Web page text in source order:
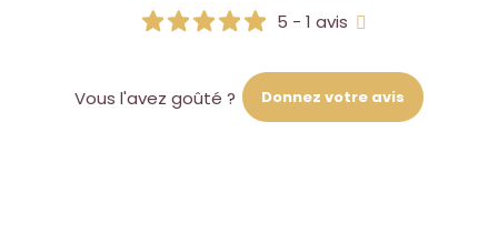
5 - 1 avis
Vous l'avez goûté ? Donnez votre avis